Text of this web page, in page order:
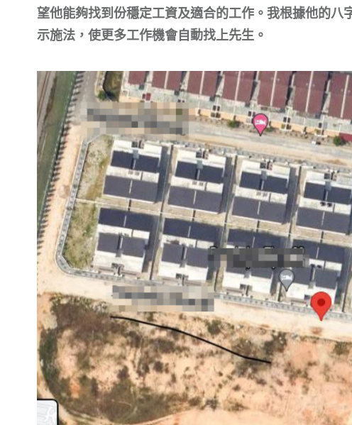
望他能夠找到份穩定工資及適合的工作。我根據他的
示施法，使更多工作機會自動找上先生。